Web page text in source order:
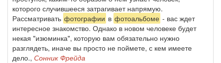
которого случившееся затрагивает напрямую.
Рассматривать фотографии в фотоальбоме - вас ждет
интересное знакомство. Однако в новом человеке будет
некая "изюминка", которую вам обязательно нужно
разглядеть, иначе вы просто не поймете, с кем имеете
дело., Сонник Фрейда